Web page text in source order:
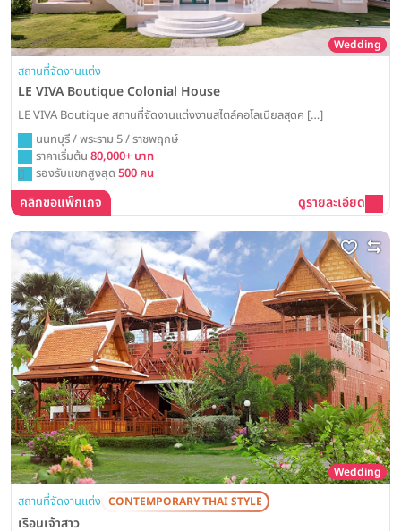
Wedding
สถานที่จัดงานแต่ง
LE VIVA Boutique Colonial House
LE VIVA Boutique สถานที่จัดงานแต่งงานสไตล์คอโลเนียลสุดค […]
นนทบุรี / พระราม 5 / ราชพฤกษ์
ราคาเริ่มต้น 80,000+ บาท
รองรับแขกสูงสุด 500 คน
คลิกขอแพ็กเกจ ดูรายละเอียด
Wedding
สถานที่จัดงานแต่ง CONTEMPORARY THAI STYLE
เรือนเจ้าสาว